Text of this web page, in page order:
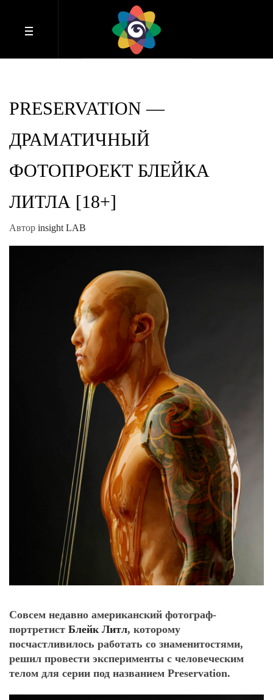
PRESERVATION —
ДРАМАТИЧНЫЙ
ФОТОПРОЕКТ БЛЕЙКА
ЛИТЛА [18+]
Автор insight LAB
Совсем недавно американский фотограф-
портретист Блейк Литл, которому
посчастливилось работать со знаменитостями,
решил провести эксперименты с человеческим
телом для серии под названием Preservation.